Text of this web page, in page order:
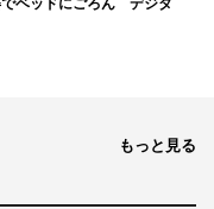
もっと見る